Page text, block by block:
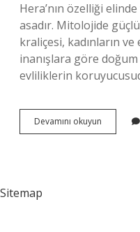
Hera’nın özelliği
asadır. Mitolojide
kraliçesi, kadınların
inanışlara göre doğum
evliliklerin
Devamını okuyun
Güçlü
Sitemap